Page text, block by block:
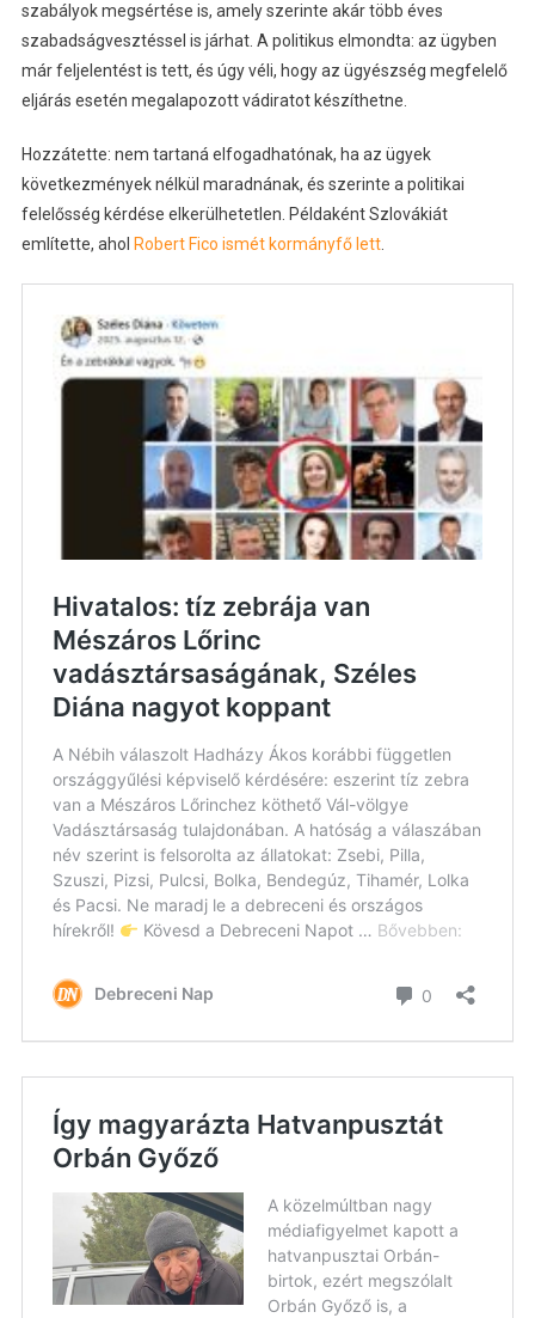
szabályok megsértése is, amely szerinte akár több éves
szabadságvesztéssel is járhat. A politikus elmondta: az ügyben
már feljelentést is tett, és úgy véli, hogy az ügyészség megfelelő
eljárás esetén megalapozott vádiratot készíthetne.
Hozzátette: nem tartaná elfogadhatónak, ha az ügyek
következmények nélkül maradnának, és szerinte a politikai
felelősség kérdése elkerülhetetlen. Példaként Szlovákiát
említette, ahol Robert Fico ismét kormányfő lett.